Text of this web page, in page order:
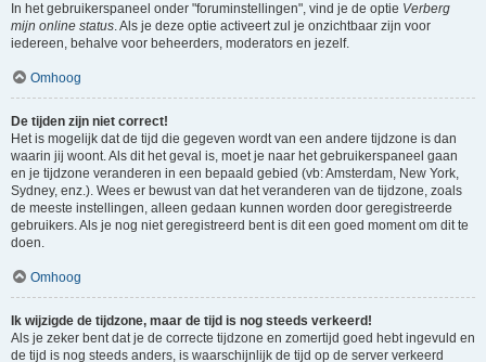
In het gebruikerspaneel onder "foruminstellingen", vind je de optie Verberg
mijn online status. Als je deze optie activeert zul je onzichtbaar zijn voor
iedereen, behalve voor beheerders, moderators en jezelf.
Omhoog
De tijden zijn niet correct!
Het is mogelijk dat de tijd die gegeven wordt van een andere tijdzone is dan
waarin jij woont. Als dit het geval is, moet je naar het gebruikerspaneel gaan
en je tijdzone veranderen in een bepaald gebied (vb: Amsterdam, New York,
Sydney, enz.). Wees er bewust van dat het veranderen van de tijdzone, zoals
de meeste instellingen, alleen gedaan kunnen worden door geregistreerde
gebruikers. Als je nog niet geregistreerd bent is dit een goed moment om dit te
doen.
Omhoog
Ik wijzigde de tijdzone, maar de tijd is nog steeds verkeerd!
Als je zeker bent dat je de correcte tijdzone en zomertijd goed hebt ingevuld en
de tijd is nog steeds anders, is waarschijnlijk de tijd op de server verkeerd